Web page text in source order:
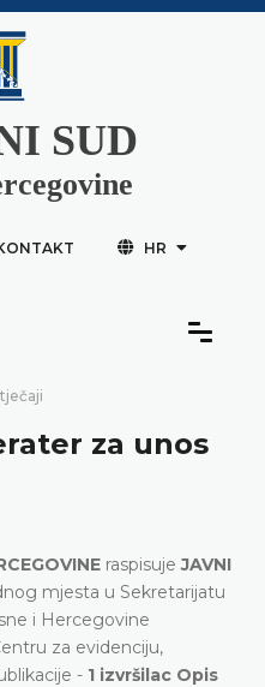
SUD
HR
za unos
raspisujeJAVNI
mjesta u Sekretarijatu
i Hercegovine
za evidenciju,
- 1 izvršilac Opis